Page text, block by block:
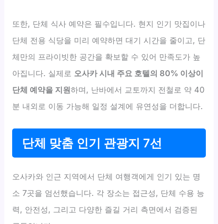
또한, 단체 식사 예약은 필수입니다. 현지 인기 맛집이나
단체 전용 식당을 미리 예약하면 대기 시간을 줄이고, 단
체만의 프라이빗한 공간을 확보할 수 있어 만족도가 높
아집니다. 실제로 오사카 시내 주요 호텔의 80% 이상이
단체 예약을 지원하며, 난바에서 교토까지 전철로 약 40
분 내외로 이동 가능해 일정 설계에 유연성을 더합니다.
단체 맞춤 인기 관광지 7선
오사카와 인근 지역에서 단체 여행객에게 인기 있는 명
소 7곳을 엄선했습니다. 각 장소는 접근성, 단체 수용 능
력, 안전성, 그리고 다양한 즐길 거리 측면에서 검증된